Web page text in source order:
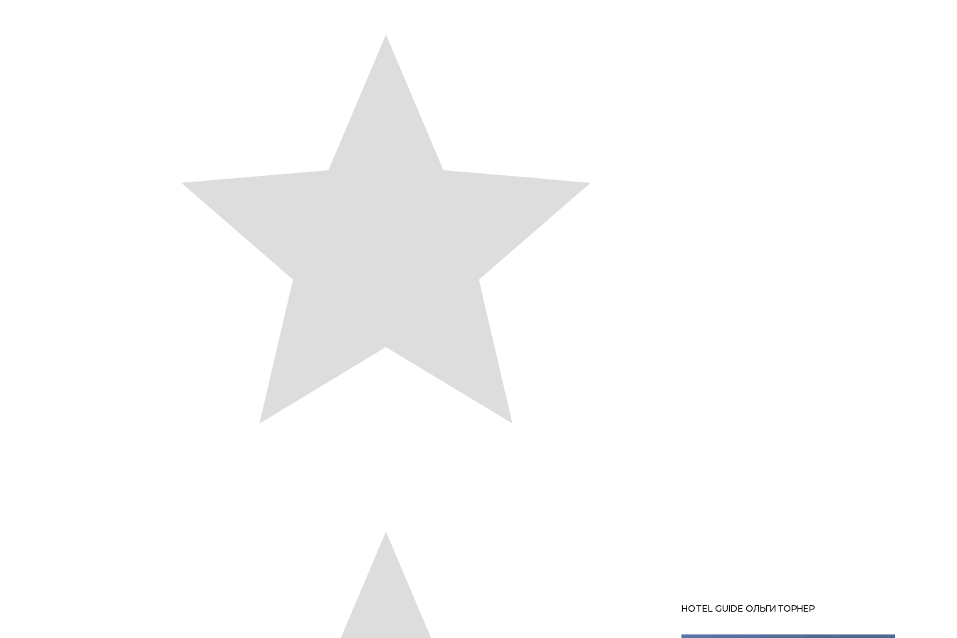
HOTEL GUIDE ОЛЬГИ ТОРНЕР